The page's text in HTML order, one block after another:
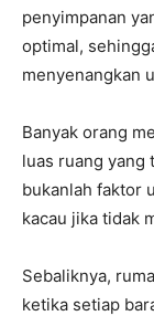
penyimpanan
optimal,
menyenangkan
Banyak orang
luas ruang yang
bukanlah faktor
kacau jika tidak
Sebaliknya,
ketika setiap